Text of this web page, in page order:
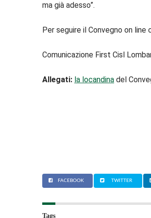
ma già adesso”.
Per seguire il Convegno on line
Comunicazione First Cisl
Allegati: la locandina del
FACEBOOK TWITTER
Tags